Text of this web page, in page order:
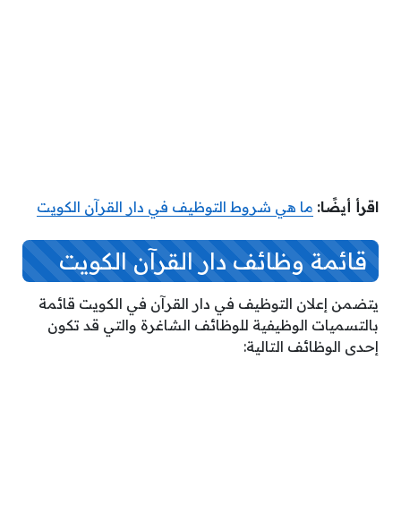
اقرأ أيضًا: ما هي شروط التوظيف في دار القرآن الكويت
قائمة وظائف دار القرآن الكويت
يتضمن إعلان التوظيف في دار القرآن في الكويت قائمة
بالتسميات الوظيفية للوظائف الشاغرة والتي قد تكون
إحدى الوظائف التالية: